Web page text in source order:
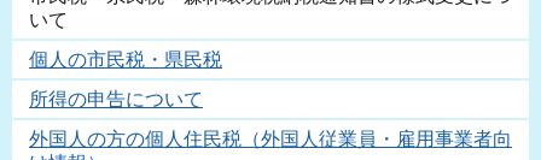
いて
個人の市民税・県民税
所得の申告について
外国人の方の個人住民税（外国人従業員・雇用事業者向